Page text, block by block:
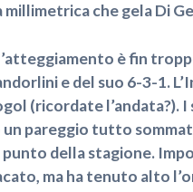
che gela Di
è fin
e del suo 6-3-1.
(ricordate l’andata?). I
un pareggio tutto
della stagione.
ma ha tenuto alto